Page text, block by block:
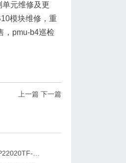
元维修及更
模块维修，重
，pmu-b4巡检
上一篇 下一篇